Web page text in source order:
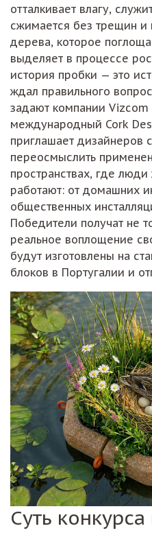
отталкивает влагу,
сжимается без трещин и
дерева, которое
выделяет в процессе
история пробки — это
ждал правильного
задают компании Vizcom
международный Cork
приглашает дизайнеров
переосмыслить
пространствах, где
работают: от домашних
общественных
Победители получат не
реальное воплощение
будут изготовлены на
блоков в Португалии и
Суть